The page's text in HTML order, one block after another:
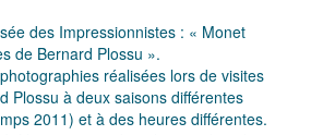
des Impressionnistes : « Monet
de Bernard Plossu ».
réalisées lors de visites
Plossu à deux saisons différentes
2011) et à des heures différentes.